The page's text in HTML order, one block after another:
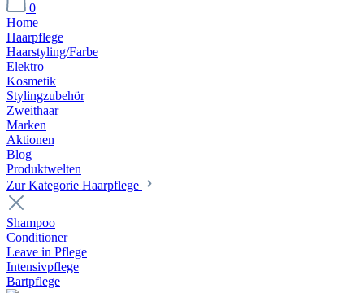
0
Home
Haarpflege
Haarstyling/Farbe
Elektro
Kosmetik
Stylingzubehör
Zweithaar
Marken
Aktionen
Blog
Produktwelten
Zur Kategorie Haarpflege
Shampoo
Conditioner
Leave in Pflege
Intensivpflege
Bartpflege